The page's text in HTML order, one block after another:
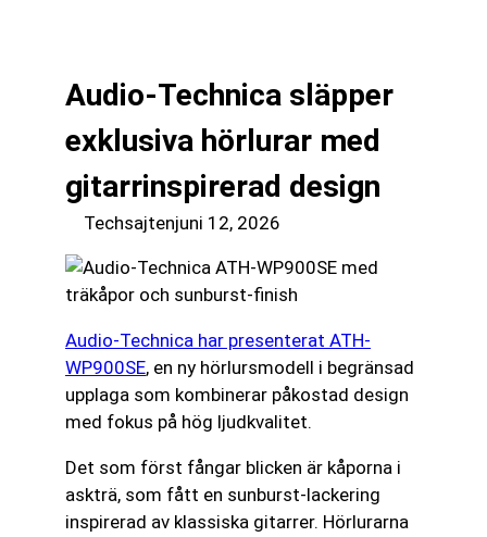
Audio-Technica släpper
exklusiva hörlurar med
gitarrinspirerad design
Techsajtenjuni 12, 2026
Audio-Technica har presenterat ATH-
WP900SE, en ny hörlursmodell i begränsad
upplaga som kombinerar påkostad design
med fokus på hög ljudkvalitet.
Det som först fångar blicken är kåporna i
askträ, som fått en sunburst-lackering
inspirerad av klassiska gitarrer. Hörlurarna